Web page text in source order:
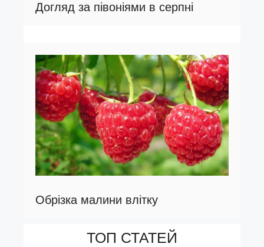
Догляд за півоніями в серпні
Обрізка малини влітку
ТОП СТАТЕЙ